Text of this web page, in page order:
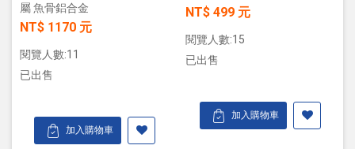
屬 魚骨鋁合金
NT$ 1170 元
閱覽人數:11
已出售
加入購物車
NT$ 499 元
閱覽人數:15
已出售
加入購物車